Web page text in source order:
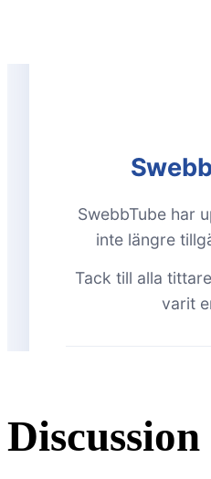
Discussion